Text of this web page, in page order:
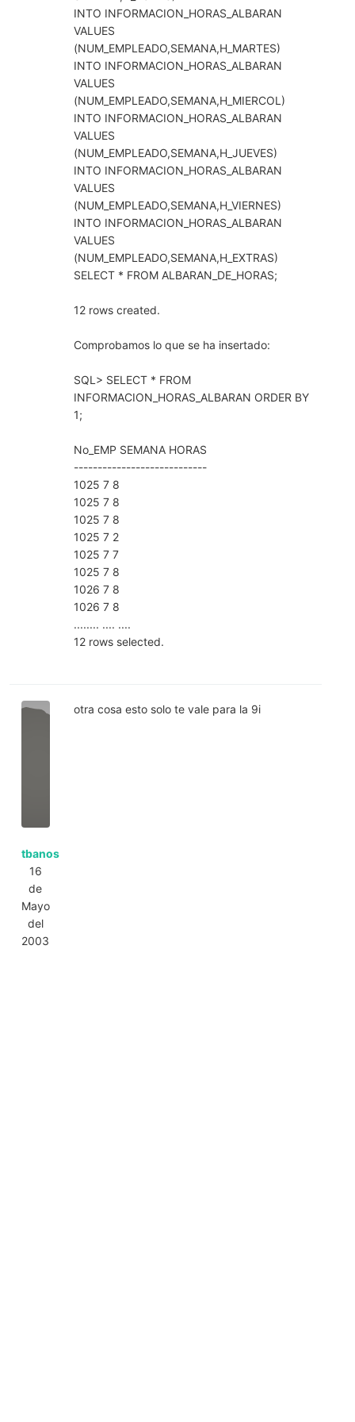
INTO INFORMACION_HORAS_ALBARAN
VALUES
(NUM_EMPLEADO,SEMANA,H_MARTES)
INTO INFORMACION_HORAS_ALBARAN
VALUES
(NUM_EMPLEADO,SEMANA,H_MIERCOL)
INTO INFORMACION_HORAS_ALBARAN
VALUES
(NUM_EMPLEADO,SEMANA,H_JUEVES)
INTO INFORMACION_HORAS_ALBARAN
VALUES
(NUM_EMPLEADO,SEMANA,H_VIERNES)
INTO INFORMACION_HORAS_ALBARAN
VALUES
(NUM_EMPLEADO,SEMANA,H_EXTRAS)
SELECT * FROM ALBARAN_DE_HORAS;
12 rows created.
Comprobamos lo que se ha insertado:
SQL> SELECT * FROM
INFORMACION_HORAS_ALBARAN ORDER BY
1;
No_EMP SEMANA HORAS
----------------------------
1025 7 8
1025 7 8
1025 7 8
1025 7 2
1025 7 7
1025 7 8
1026 7 8
1026 7 8
........ .... ....
12 rows selected.
tbanos
16
de
Mayo
del
2003
otra cosa esto solo te vale para la 9i